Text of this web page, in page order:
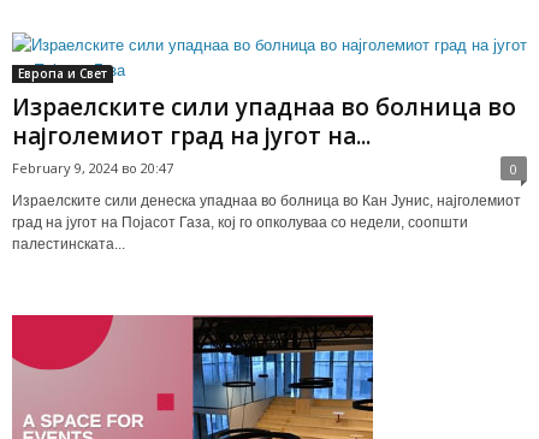
Европа и Свет
Израелските сили упаднаа во болница во
најголемиот град на југот на...
February 9, 2024 во 20:47 0
Израелските сили денеска упаднаа во болница во Кан Јунис, најголемиот
град на југот на Појасот Газа, кој го опколуваа со недели, соопшти
палестинската...